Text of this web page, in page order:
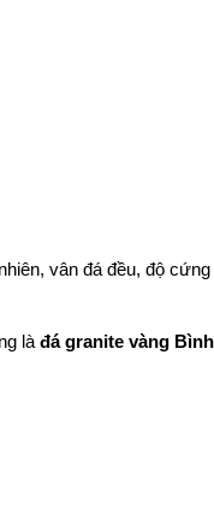
vân đá đều, độ cứng
là đá granite vàng